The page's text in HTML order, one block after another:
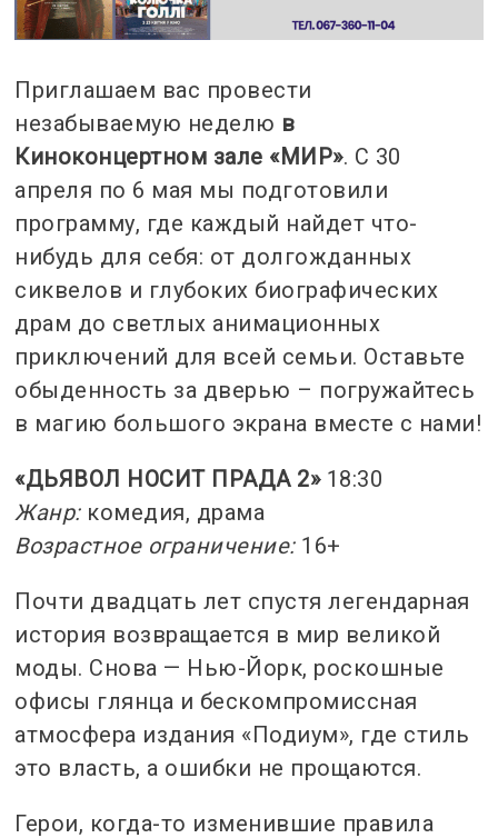
Приглашаем вас провести
незабываемую неделю в
Киноконцертном зале «МИР». С 30
апреля по 6 мая мы подготовили
программу, где каждый найдет что-
нибудь для себя: от долгожданных
сиквелов и глубоких биографических
драм до светлых анимационных
приключений для всей семьи. Оставьте
обыденность за дверью – погружайтесь
в магию большого экрана вместе с нами!
«ДЬЯВОЛ НОСИТ ПРАДА 2»18:30
Жанр:комедия, драма
Возрастное ограничение:16+
Почти двадцать лет спустя легендарная
история возвращается в мир великой
моды. Снова — Нью-Йорк, роскошные
офисы глянца и бескомпромиссная
атмосфера издания «Подиум», где стиль
это власть, а ошибки не прощаются.
Герои, когда-то изменившие правила